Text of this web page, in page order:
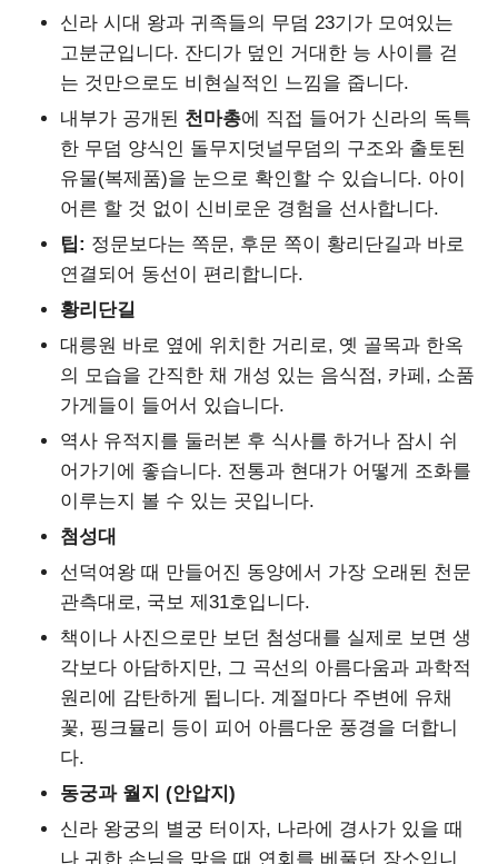
신라 시대 왕과 귀족들의 무덤 23기가 모여있는
고분군입니다. 잔디가 덮인 거대한 능 사이를 걷
는 것만으로도 비현실적인 느낌을 줍니다.
내부가 공개된 천마총에 직접 들어가 신라의 독특
한 무덤 양식인 돌무지덧널무덤의 구조와 출토된
유물(복제품)을 눈으로 확인할 수 있습니다. 아이
어른 할 것 없이 신비로운 경험을 선사합니다.
팁: 정문보다는 쪽문, 후문 쪽이 황리단길과 바로
연결되어 동선이 편리합니다.
황리단길
대릉원 바로 옆에 위치한 거리로, 옛 골목과 한옥
의 모습을 간직한 채 개성 있는 음식점, 카페, 소품
가게들이 들어서 있습니다.
역사 유적지를 둘러본 후 식사를 하거나 잠시 쉬
어가기에 좋습니다. 전통과 현대가 어떻게 조화를
이루는지 볼 수 있는 곳입니다.
첨성대
선덕여왕 때 만들어진 동양에서 가장 오래된 천문
관측대로, 국보 제31호입니다.
책이나 사진으로만 보던 첨성대를 실제로 보면 생
각보다 아담하지만, 그 곡선의 아름다움과 과학적
원리에 감탄하게 됩니다. 계절마다 주변에 유채
꽃, 핑크뮬리 등이 피어 아름다운 풍경을 더합니
다.
동궁과 월지 (안압지)
신라 왕궁의 별궁 터이자, 나라에 경사가 있을 때
나 귀한 손님을 맞을 때 연회를 베풀던 장소입니